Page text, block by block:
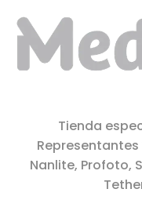
Tienda
Nanlite, Profoto,